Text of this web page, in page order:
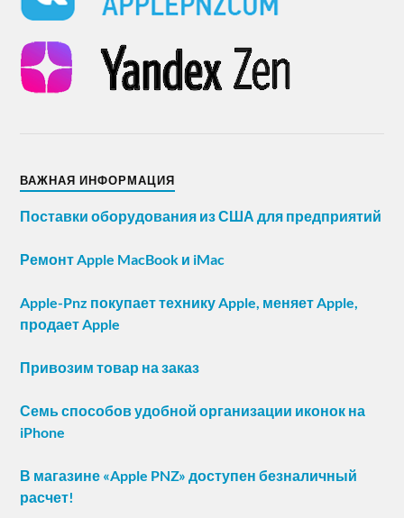
ВАЖНАЯ ИНФОРМАЦИЯ
Поставки оборудования из США для предприятий
Ремонт Apple MacBook и iMac
Apple-Pnz покупает технику Apple, меняет Apple,
продает Apple
Привозим товар на заказ
Семь способов удобной организации иконок на
iPhone
В магазине «Apple PNZ» доступен безналичный
расчет!